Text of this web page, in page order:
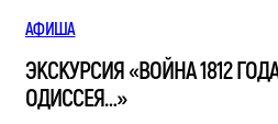
АФИША
ЭКСКУРСИЯ «ВОЙНА 1812
ОДИССЕЯ…»